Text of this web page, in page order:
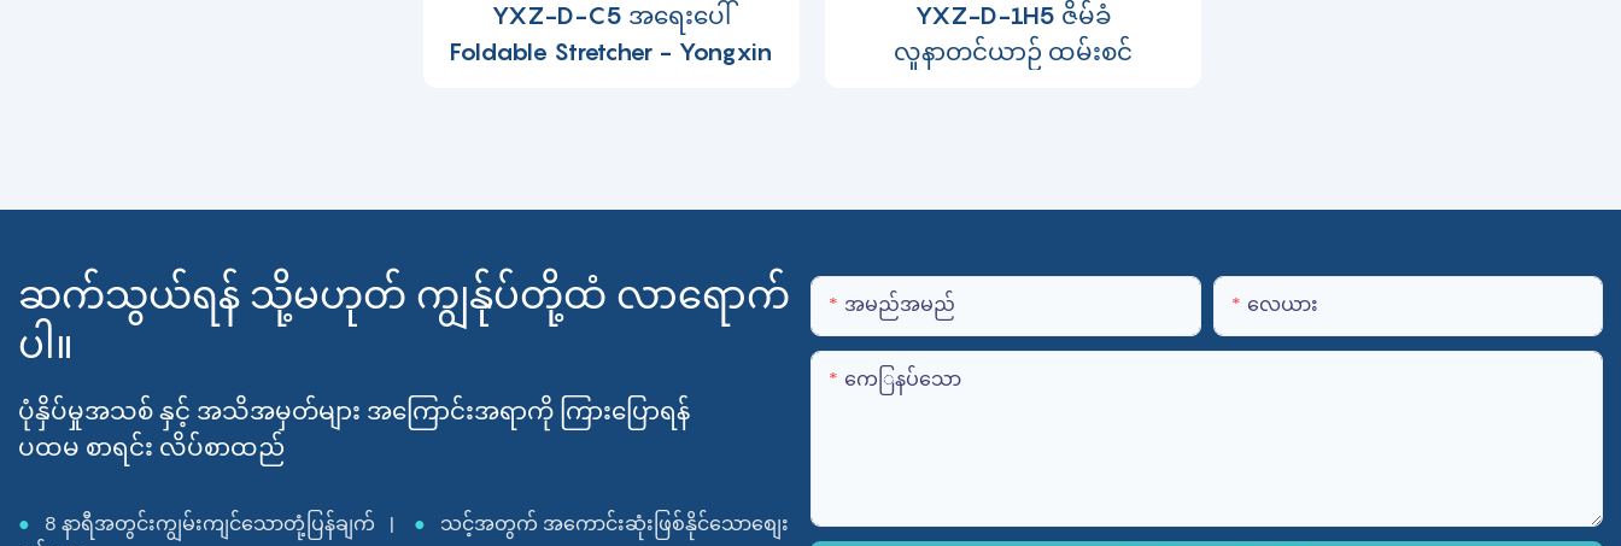
YXZ-D-C5 အရေးပေါ်
Foldable Stretcher - Yongxin
YXZ-D-1H5 ဇိမ်ခံ
လူနာတင်ယာဉ် ထမ်းစင်
ဆက်သွယ်ရန် သို့မဟုတ် ကျွန်ုပ်တို့ထံ လာရောက်
ပါ။
ပုံနှိပ်မှုအသစ် နှင့် အသိအမှတ်များ အကြောင်းအရာကို ကြားပြောရန်
ပထမ စာရင်း လိပ်စာထည်
● 8 နာရီအတွင်းကျွမ်းကျင်သောတုံ့ပြန်ချက် | ●
သင့်အတွက် အကောင်းဆုံးဖြစ်နိုင်သောစျေး
အမည်အမည် လေယား
ကေြနပ်သော